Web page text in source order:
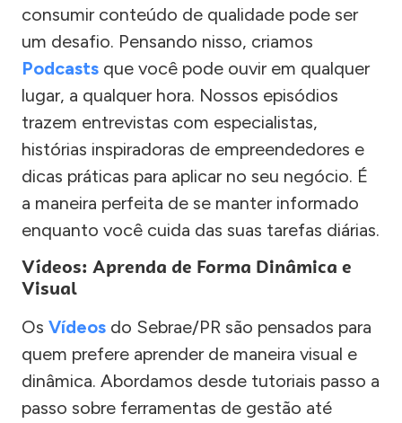
consumir conteúdo de qualidade pode ser
um desafio. Pensando nisso, criamos
Podcasts que você pode ouvir em qualquer
lugar, a qualquer hora. Nossos episódios
trazem entrevistas com especialistas,
histórias inspiradoras de empreendedores e
dicas práticas para aplicar no seu negócio. É
a maneira perfeita de se manter informado
enquanto você cuida das suas tarefas diárias.
Vídeos: Aprenda de Forma Dinâmica e
Visual
Os Vídeos do Sebrae/PR são pensados para
quem prefere aprender de maneira visual e
dinâmica. Abordamos desde tutoriais passo a
passo sobre ferramentas de gestão até